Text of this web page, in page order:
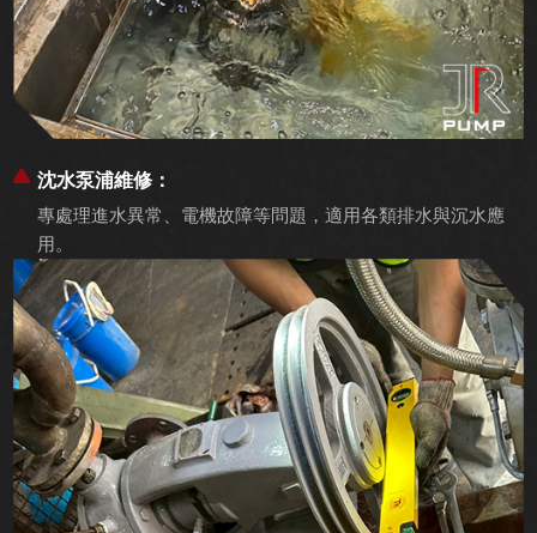
沈水泵浦維修：
專處理進水異常、電機故障等問題，適用各類排水與沉水應
用。